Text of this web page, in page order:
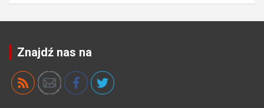
Znajdź nas na